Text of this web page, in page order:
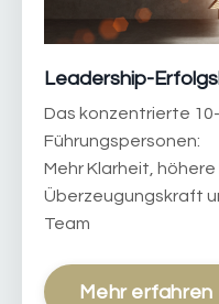
Leadership-
Das konzentrierte
Führungspersonen:
Mehr Klarheit,
Überzeugungskraft
Team
Mehr erfahren